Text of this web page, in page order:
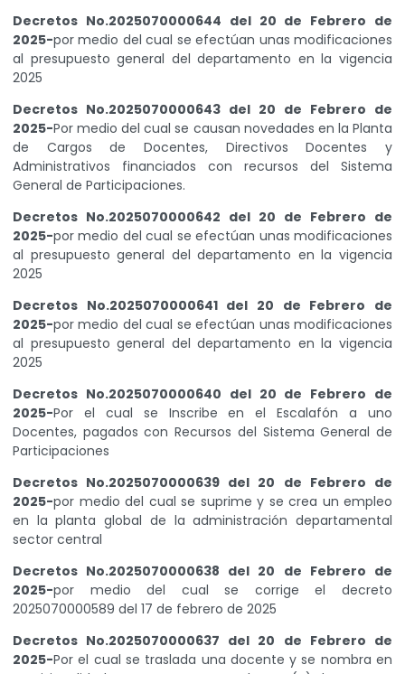
Decretos No.2025070000644 del 20 de Febrero de
2025-por medio del cual se efectúan unas modificaciones
al presupuesto general del departamento en la vigencia
2025
Decretos No.2025070000643 del 20 de Febrero de
2025-Por medio del cual se causan novedades en la Planta
de Cargos de Docentes, Directivos Docentes y
Administrativos financiados con recursos del Sistema
General de Participaciones.
Decretos No.2025070000642 del 20 de Febrero de
2025-por medio del cual se efectúan unas modificaciones
al presupuesto general del departamento en la vigencia
2025
Decretos No.2025070000641 del 20 de Febrero de
2025-por medio del cual se efectúan unas modificaciones
al presupuesto general del departamento en la vigencia
2025
Decretos No.2025070000640 del 20 de Febrero de
2025-Por el cual se Inscribe en el Escalafón a uno
Docentes, pagados con Recursos del Sistema General de
Participaciones
Decretos No.2025070000639 del 20 de Febrero de
2025-por medio del cual se suprime y se crea un empleo
en la planta global de la administración departamental
sector central
Decretos No.2025070000638 del 20 de Febrero de
2025-por medio del cual se corrige el decreto
2025070000589 del 17 de febrero de 2025
Decretos No.2025070000637 del 20 de Febrero de
2025-Por el cual se traslada una docente y se nombra en